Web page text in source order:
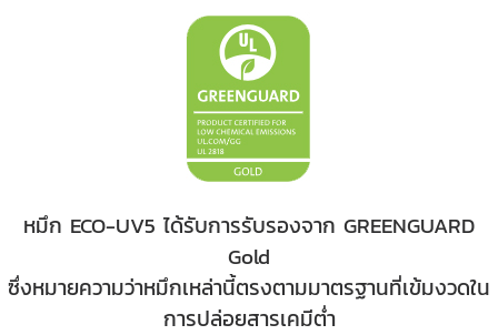
หมึก ECO-UV5 ได้รับการรับรองจาก GREENGUARD
Gold
ซึ่งหมายความว่าหมึกเหล่านี้ตรงตามมาตรฐานที่เข้มงวดใน
การปล่อยสารเคมีต่ำ